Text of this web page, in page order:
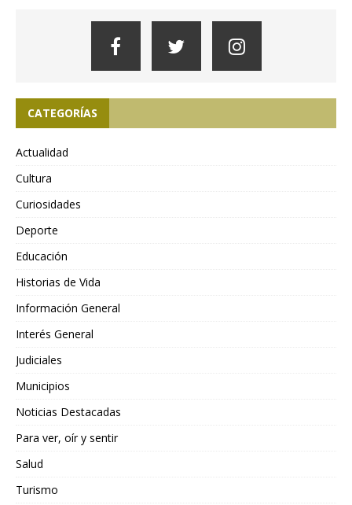
CATEGORÍAS
Actualidad
Cultura
Curiosidades
Deporte
Educación
Historias de Vida
Información General
Interés General
Judiciales
Municipios
Noticias Destacadas
Para ver, oír y sentir
Salud
Turismo